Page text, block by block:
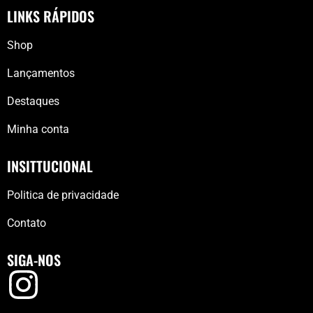
LINKS RÁPIDOS
Shop
Lançamentos
Destaques
Minha conta
INSITTUCIONAL
Politica de privacidade
Contato
SIGA-NOS